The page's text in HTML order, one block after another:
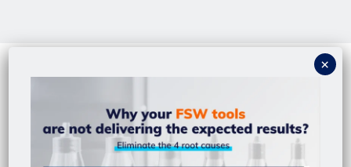
Sumérgete en nuestra extensa colección deherramientas FSW
meticulosamente diseñadas para la soldadura de aluminio.
Hemos dedicado innumerables horas al diseño y pruebas de
cada herramienta, asegurando que no solo cumplan sino que